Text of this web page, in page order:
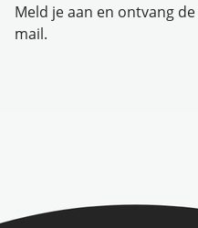
Meld je aan en ontvang
mail.